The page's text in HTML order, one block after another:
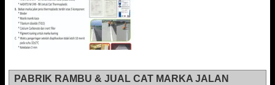
PABRIK RAMBU & JUAL CAT MARKA JALAN